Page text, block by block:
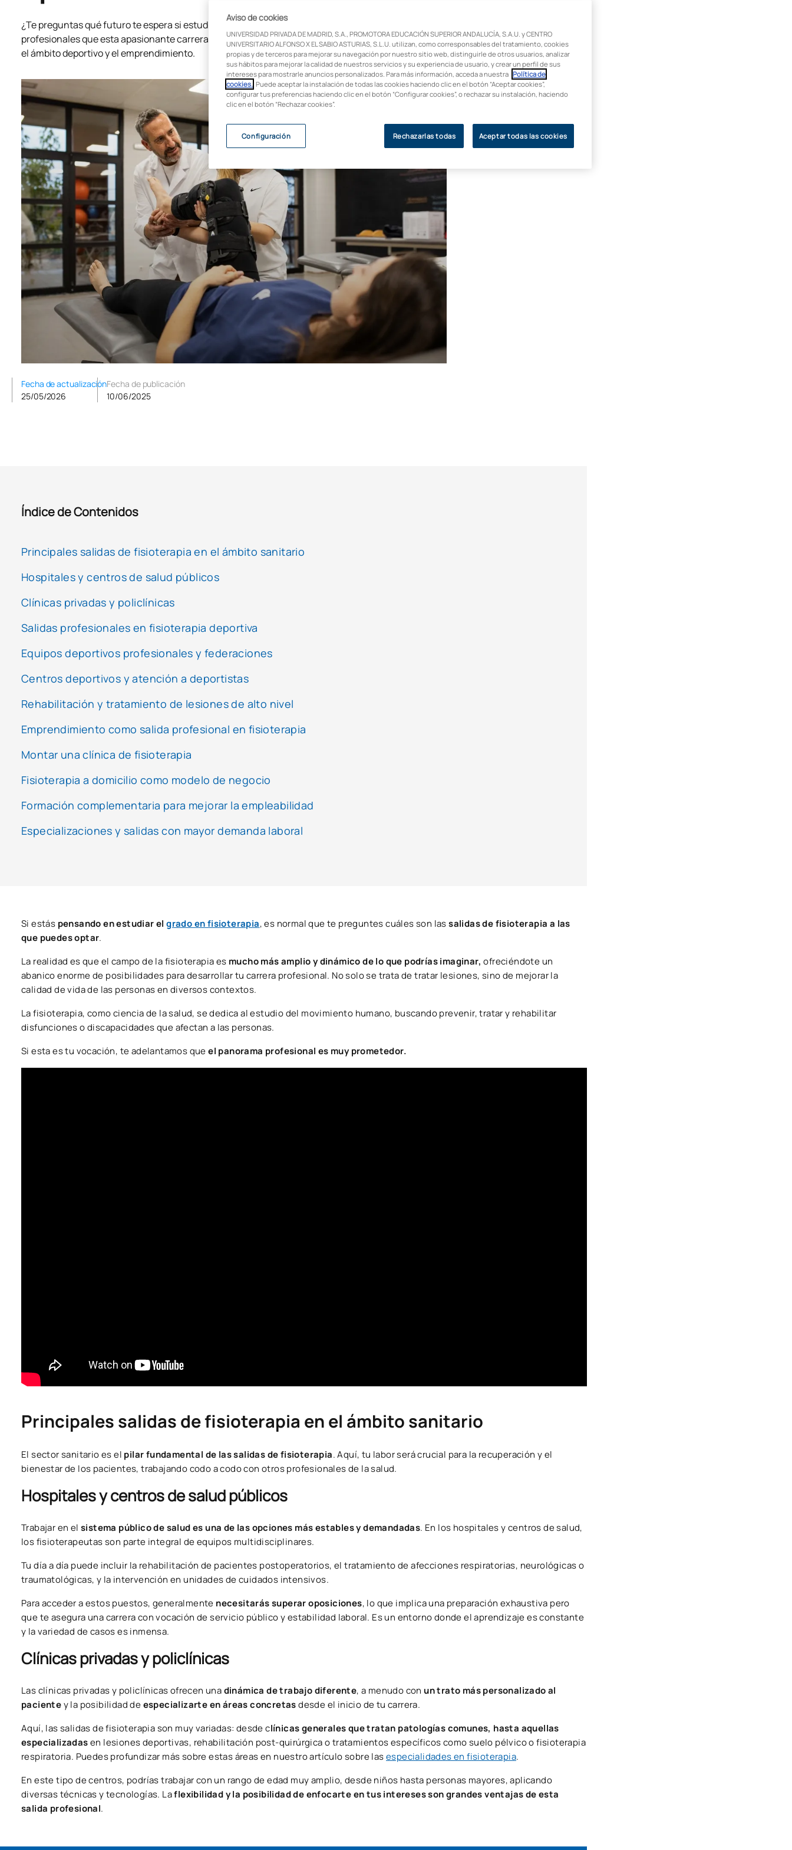
¿Te preguntas qué futuro te espera si estudias fisioterapia? Descubre la multitud de salidas
profesionales que esta apasionante carrera te ofrece en España, desde hospitales y clínicas hasta
el ámbito deportivo y el emprendimiento.
Fecha de actualización
25/05/2026
Fecha de publicación
10/06/2025
Índice de Contenidos
Principales salidas de fisioterapia en el ámbito sanitario
Hospitales y centros de salud públicos
Clínicas privadas y policlínicas
Salidas profesionales en fisioterapia deportiva
Equipos deportivos profesionales y federaciones
Centros deportivos y atención a deportistas
Rehabilitación y tratamiento de lesiones de alto nivel
Emprendimiento como salida profesional en fisioterapia
Montar una clínica de fisioterapia
Fisioterapia a domicilio como modelo de negocio
Formación complementaria para mejorar la empleabilidad
Especializaciones y salidas con mayor demanda laboral
Si estás pensando en estudiar elgrado en fisioterapia, es normal que te preguntes cuáles son lassalidas de fisioterapia a las
que puedes optar.
La realidad es que el campo de la fisioterapia es mucho más amplio y dinámico de lo que podrías imaginar, ofreciéndote un
abanico enorme de posibilidades para desarrollar tu carrera profesional. No solo se trata de tratar lesiones, sino de mejorar la
calidad de vida de las personas en diversos contextos.
La fisioterapia, como ciencia de la salud, se dedica al estudio del movimiento humano, buscando prevenir, tratar y rehabilitar
disfunciones o discapacidades que afectan a las personas.
Si esta es tu vocación, te adelantamos queel panorama profesional es muy prometedor.
Principales salidas de fisioterapia en el ámbito sanitario
El sector sanitario es el pilar fundamental de las salidas de fisioterapia. Aquí, tu labor será crucial para la recuperación y el
bienestar de los pacientes, trabajando codo a codo con otros profesionales de la salud.
Hospitales y centros de salud públicos
Trabajar en el sistema público de salud es una de las opciones más estables y demandadas. En los hospitales y centros de salud,
los fisioterapeutas son parte integral de equipos multidisciplinares.
Tu día a día puede incluir la rehabilitación de pacientes postoperatorios, el tratamiento de afecciones respiratorias, neurológicas o
traumatológicas, y la intervención en unidades de cuidados intensivos.
Para acceder a estos puestos, generalmente necesitarás superar oposiciones, lo que implica una preparación exhaustiva pero
que te asegura una carrera con vocación de servicio público y estabilidad laboral. Es un entorno donde el aprendizaje es constante
y la variedad de casos es inmensa.
Clínicas privadas y policlínicas
Las clínicas privadas y policlínicas ofrecen unadinámica de trabajo diferente, a menudo con un trato más personalizado al
pacientey la posibilidad deespecializarte en áreas concretasdesde el inicio de tu carrera.
Aquí, las salidas de fisioterapia son muy variadas: desde clínicas generales que tratan patologías comunes, hasta aquellas
especializadasen lesiones deportivas, rehabilitación post-quirúrgica o tratamientos específicos como suelo pélvico o fisioterapia
respiratoria. Puedes profundizar más sobre estas áreas en nuestro artículo sobre lasespecialidades en fisioterapia.
En este tipo de centros, podrías trabajar con un rango de edad muy amplio, desde niños hasta personas mayores, aplicando
diversas técnicas y tecnologías. Laflexibilidad y la posibilidad de enfocarte en tus intereses son grandes ventajas de esta
salida profesional.
Aviso de cookies
UNIVERSIDAD PRIVADA DE MADRID, S.A., PROMOTORA EDUCACIÓN SUPERIOR ANDALUCÍA, S.A.U. y CENTRO
UNIVERSITARIO ALFONSO X EL SABIO ASTURIAS, S.L.U. utilizan, como corresponsables del tratamiento, cookies
propias y de terceros para mejorar su navegación por nuestro sitio web, distinguirle de otros usuarios, analizar
sus hábitos para mejorar la calidad de nuestros servicios y su experiencia de usuario, y crear un perfil de sus
intereses para mostrarle anuncios personalizados. Para más información, acceda a nuestra Política de
cookies. . Puede aceptar la instalación de todas las cookies haciendo clic en el botón “Aceptar cookies”,
configurar tus preferencias haciendo clic en el botón “Configurar cookies”, o rechazar su instalación, haciendo
clic en el botón “Rechazar cookies”.
Rechazarlas todas Aceptar todas las cookies
Configuración